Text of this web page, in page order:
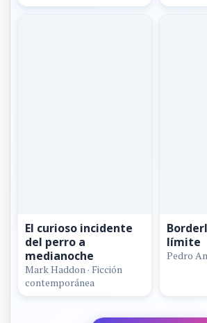
El curioso incidente
del perro a
medianoche
Mark Haddon · Ficción
contemporánea
límite
Pedro